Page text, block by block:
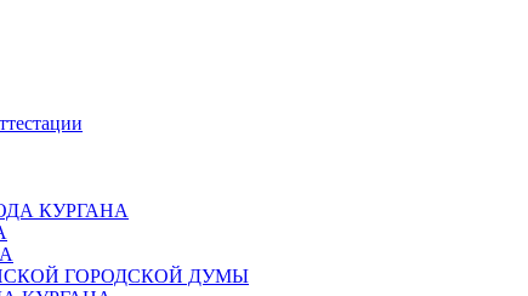
КУРГАНА
ГОРОДСКОЙ ДУМЫ